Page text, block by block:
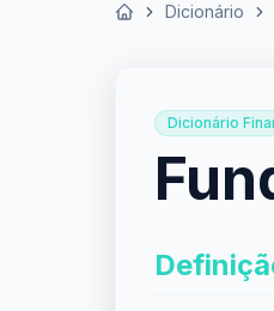
Início Dicionário
Dicionário